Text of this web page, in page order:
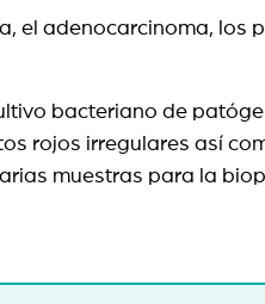
el adenocarcinoma, los
bacteriano de
rojos irregulares así
muestras para la